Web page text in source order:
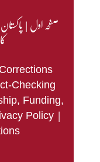
صفحہ اول|پاکستان
Corrections
Checking
Funding,
Policy |